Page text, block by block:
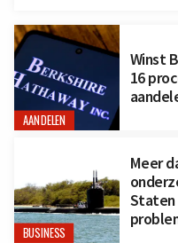
AANDELEN
Winst
16
BUSINESS
Meer
Staten